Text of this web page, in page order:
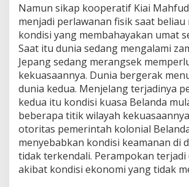
Namun sikap kooperatif Kiai
menjadi perlawanan fisik saat beliau
kondisi yang membahayakan umat
Saat itu dunia sedang mengalami
Jepang sedang merangsek
kekuasaannya. Dunia bergerak
dunia kedua. Menjelang terjadinya
kedua itu kondisi kuasa Belanda
beberapa titik wilayah
otoritas pemerintah kolonial
menyebabkan kondisi keamanan di
tidak terkendali. Perampokan terjadi
akibat kondisi ekonomi yang tidak